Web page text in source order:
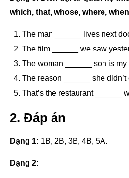
which, that, whose, where,
The man ______ lives next
The film ______ we saw
The woman ______ son is
The reason ______ she
That’s the restaurant ______
2. Đáp án
Dạng 1: 1B, 2B, 3B, 4B, 5A.
Dạng 2: